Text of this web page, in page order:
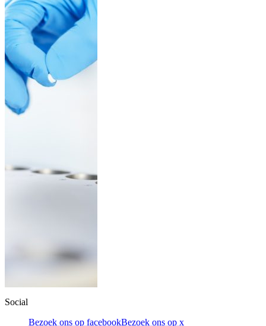
Social
Bezoek ons op facebookBezoek ons op x